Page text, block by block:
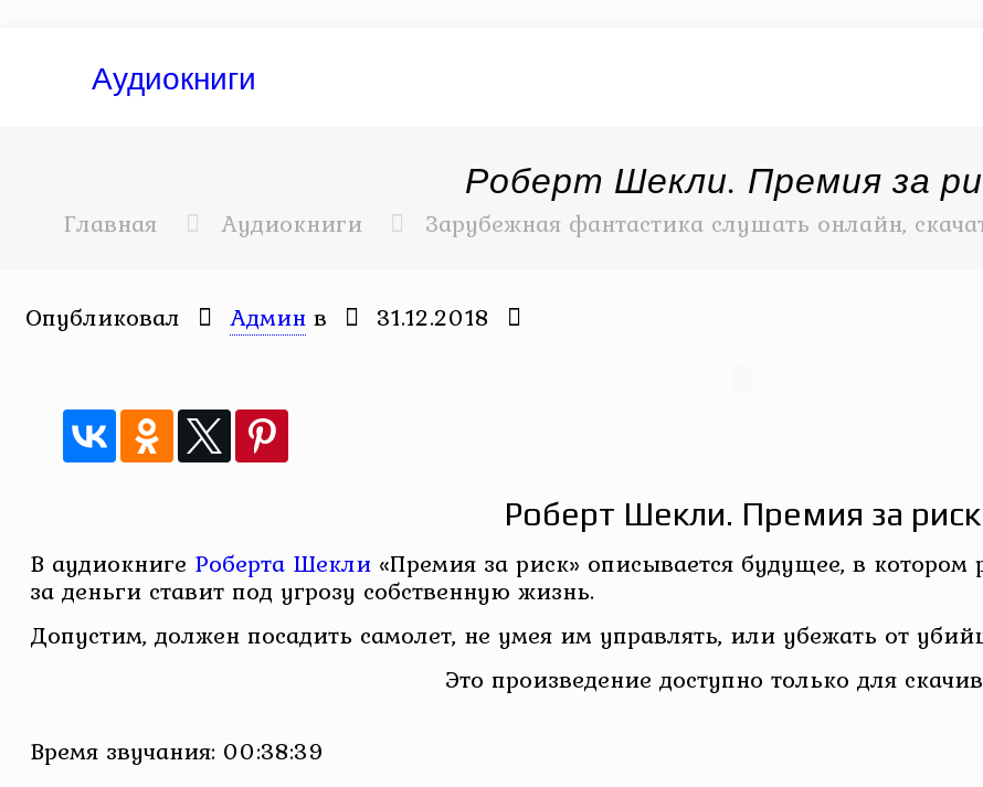
Аудиокниги
Роберт Шекли. Премия за
Главная Аудиокниги Зарубежная фантастика слушать онлайн,
Опубликовал Админ в 31.12.2018
Роберт Шекли. Премия за риск
В аудиокниге Роберта Шекли«Премия за риск» описывается будущее, в
за деньги ставит под угрозу собственную жизнь.
Допустим, должен посадить самолет, не умея им управлять, или убежать от
Это произведение доступно только для
Время звучания: 00:38:39